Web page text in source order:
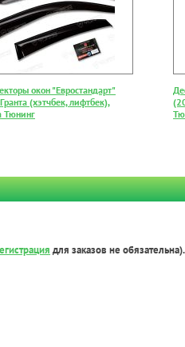
окон "Евростандарт"
(хэтчбек, лифтбек),
Тюнинг
для заказов не